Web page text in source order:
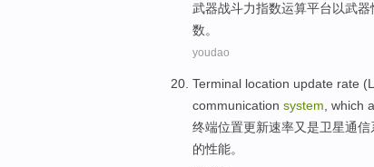
武器战斗力指数运算平台以武器
数。
youdao
Terminal location update rate
communication system which
终端位置更新速率又是卫星通信
的性能。